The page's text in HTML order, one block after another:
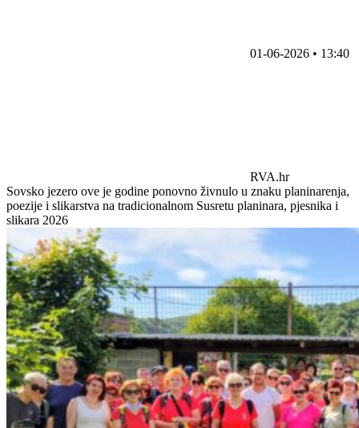
01-06-2026 • 13:40
RVA.hr
Sovsko jezero ove je godine ponovno živnulo u znaku planinarenja,
poezije i slikarstva na tradicionalnom Susretu planinara, pjesnika i
slikara 2026